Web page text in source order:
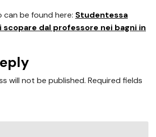
can be found here: Studentessa
dal professore nei bagni in
will not be published. Required fields